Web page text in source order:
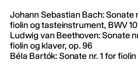
Johann Sebastian Bach: Sonate
fiolin og tasteinstrument, BWV
Ludwig van Beethoven: Sonate
fiolin og klaver, op. 96
Béla Bartók: Sonate nr. 1 for